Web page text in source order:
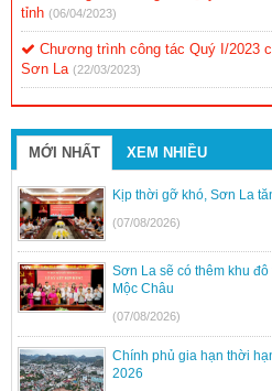
tỉnh (06/04/2023)
Chương trình công tác Quý I/2023
Sơn La (22/03/2023)
MỚI NHẤT XEM NHIỀU
Kịp thời gỡ khó, Sơn La
(07/08/2026)
Sơn La sẽ có thêm khu
Mộc Châu
(07/08/2026)
Chính phủ gia hạn thời
2026